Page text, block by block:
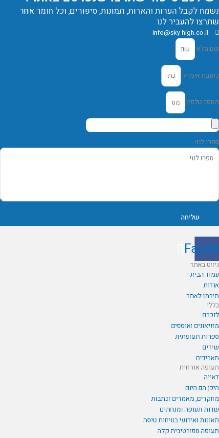
לקבל הערות והארות, תמונות, סיפורים, וכל חומר אחר
להעביר לנו
info@sky-high.co.il
מלא
אימייל
טלפון
לנו!
שליחה
באתר
הבית
לאתר
ואוספים
תעופתית
אזרחית
הם היום
מאמרים וכתבות
תעופה ומנחתים
ואירועי בטיחות טיסה
ספורטיבית קלה